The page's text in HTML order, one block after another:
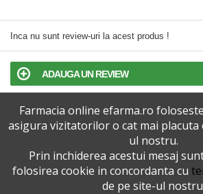
Inca nu sunt review-uri la acest produs !
ADAUGA UN REVIEW
TERMENI SI CONDITII
POLITICA DE CONFIDENTIALITATE
VERSIUNEA DESKTOP
Farmacia online efarma.ro
asigura vizitatorilor o cat mai placuta
ul nostru.
Prin inchiderea acestui mesaj
folosirea cookie in concordanta cu
de pe site-ul